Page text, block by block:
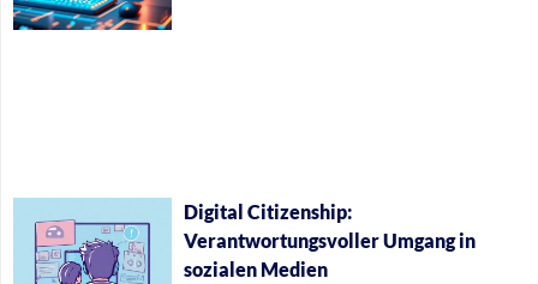
Digital Citizenship:
Verantwortungsvoller Umgang in
sozialen Medien